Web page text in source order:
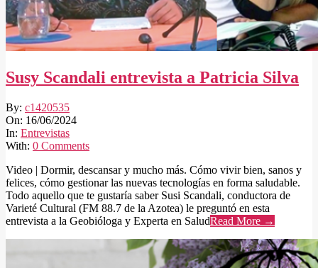
Susy Scandali entrevista a Patricia Silva
2024-
06-
16
By: c1420535
On: 16/06/2024
In: Entrevistas
With: 0 Comments
Video | Dormir, descansar y mucho más. Cómo vivir bien, sanos y
felices, cómo gestionar las nuevas tecnologías en forma saludable.
Todo aquello que te gustaría saber Susi Scandali, conductora de
Varieté Cultural (FM 88.7 de la Azotea) le preguntó en esta
entrevista a la Geobióloga y Experta en SaludRead More →